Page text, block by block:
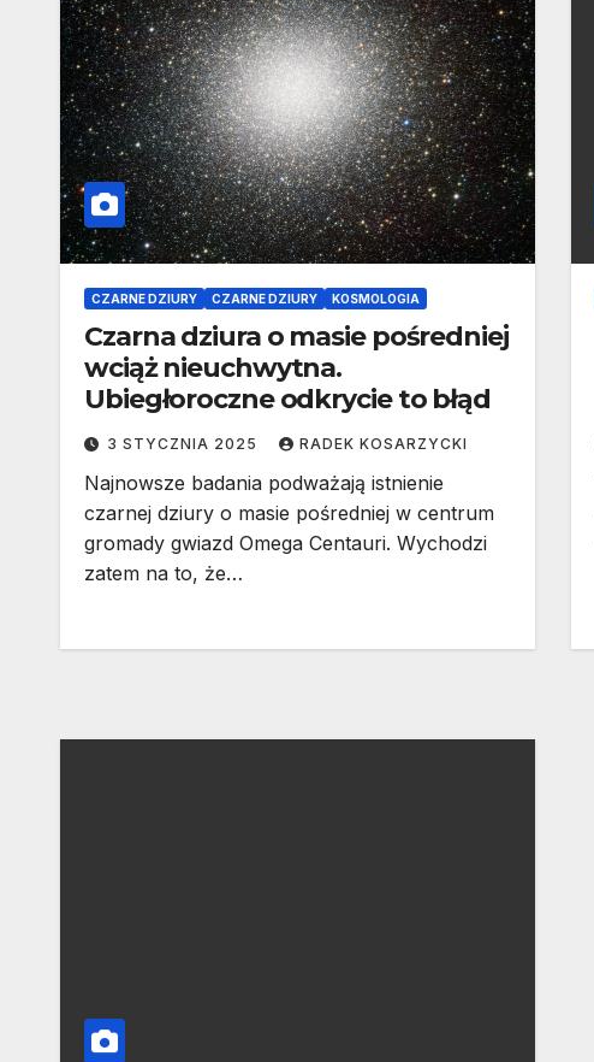
CZARNE DZIURY CZARNE DZIURY KOSMOLOGIA
Czarna dziura o masie pośredniej
wciąż nieuchwytna.
Ubiegłoroczne odkrycie to błąd
3 STYCZNIA 2025 RADEK KOSARZYCKI
Najnowsze badania podważają istnienie
czarnej dziury o masie pośredniej w centrum
gromady gwiazd Omega Centauri. Wychodzi
zatem na to, że…